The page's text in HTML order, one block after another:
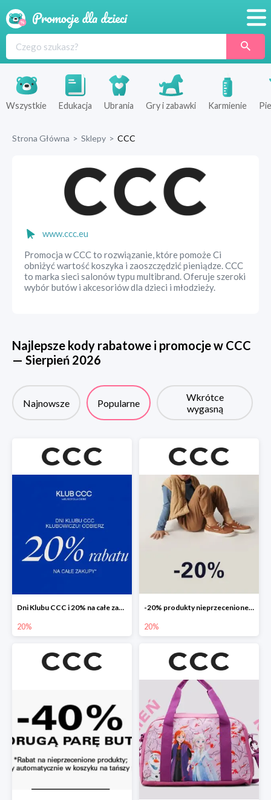
Produkty
Sklepy
Wszystkie Edukacja Ubrania Gry i zabawki Karmienie
Strona Główna > Sklepy > CCC
www.ccc.eu
Promocja w CCC to rozwiązanie, które pomoże Ci
obniżyć wartość koszyka i zaoszczędzić pieniądze. CCC
to marka sieci salonów typu multibrand. Oferuje szeroki
wybór butów i akcesoriów dla dzieci i młodzieży.
Najlepsze kody rabatowe i promocje w CCC
— Sierpień 2026
Najnowsze Popularne
Wkrótce
wygasną
Dni Klubu CCC i 20% na całe zakupy
20%
-20% produkty nieprzecenione 🌼🌷
20%